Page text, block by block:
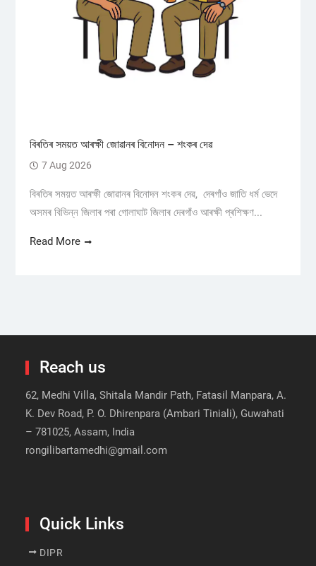
বিৰতিৰ সময়ত আৰক্ষী জোৱানৰ বিনোদন – শংকৰ দেৱ
7 Aug 2026
বিৰতিৰ সময়ত আৰক্ষী জোৱানৰ বিনোদন শংকৰ দেৱ, দেৰগাঁও জাতি ধৰ্ম ভেদে
অসমৰ বিভিন্ন জিলাৰ পৰা গোলাঘাট জিলাৰ দেৰগাঁও আৰক্ষী প্ৰশিক্ষণ...
Read More
Reach us
62, Medhi Villa, Shitala Mandir Path, Fatasil Manpara, A.
K. Dev Road, P. O. Dhirenpara (Ambari Tiniali), Guwahati
– 781025, Assam, India
rongilibartamedhi@gmail.com
Quick Links
DIPR